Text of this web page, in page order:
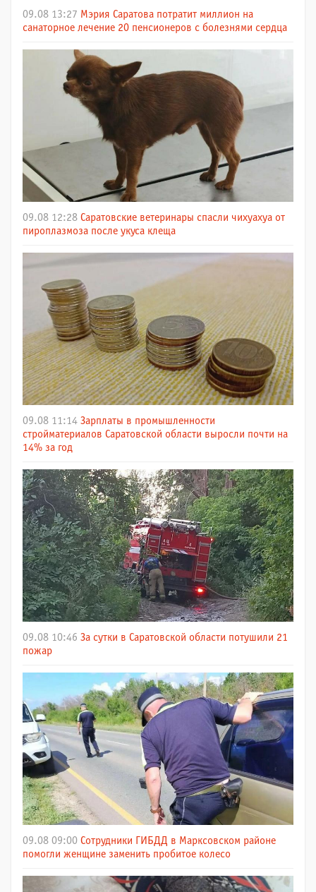
09.08 13:27 Мэрия Саратова потратит миллион на
санаторное лечение 20 пенсионеров с болезнями сердца
09.08 12:28 Саратовские ветеринары спасли чихуахуа от
пироплазмоза после укуса клеща
09.08 11:14 Зарплаты в промышленности
стройматериалов Саратовской области выросли почти на
14% за год
09.08 10:46 За сутки в Саратовской области потушили 21
пожар
09.08 09:00 Сотрудники ГИБДД в Марксовском районе
помогли женщине заменить пробитое колесо